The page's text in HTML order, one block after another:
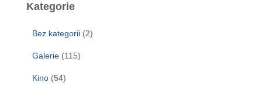
Kategorie
Bez kategorii (2)
Galerie (115)
Kino (54)